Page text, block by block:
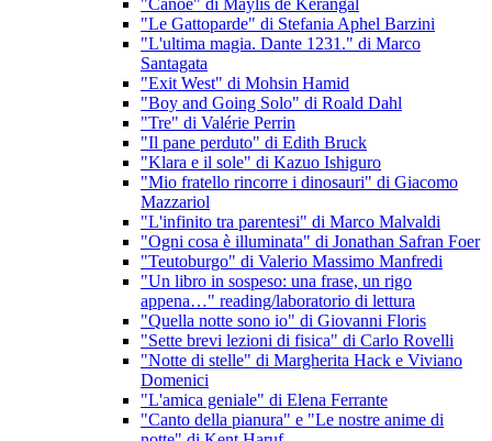
"Canoe" di Maylis de Kerangal
"Le Gattoparde" di Stefania Aphel Barzini
"L'ultima magia. Dante 1231." di Marco
Santagata
"Exit West" di Mohsin Hamid
"Boy and Going Solo" di Roald Dahl
"Tre" di Valérie Perrin
"Il pane perduto" di Edith Bruck
"Klara e il sole" di Kazuo Ishiguro
"Mio fratello rincorre i dinosauri" di Giacomo
Mazzariol
"L'infinito tra parentesi" di Marco Malvaldi
"Ogni cosa è illuminata" di Jonathan Safran Foer
"Teutoburgo" di Valerio Massimo Manfredi
"Un libro in sospeso: una frase, un rigo
appena…" reading/laboratorio di lettura
"Quella notte sono io" di Giovanni Floris
"Sette brevi lezioni di fisica" di Carlo Rovelli
"Notte di stelle" di Margherita Hack e Viviano
Domenici
"L'amica geniale" di Elena Ferrante
"Canto della pianura" e "Le nostre anime di